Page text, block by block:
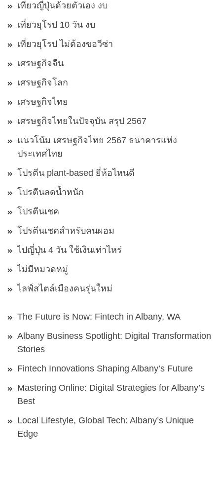
เที่ยวญี่ปุ่นด้วยตัวเอง งบ
เที่ยวยุโรป 10 วัน งบ
เที่ยวยุโรป ไม่ต้องขอวีซ่า
เศรษฐกิจจีน
เศรษฐกิจโลก
เศรษฐกิจไทย
เศรษฐกิจไทยในปัจจุบัน สรุป 2567
แนวโน้ม เศรษฐกิจไทย 2567 ธนาคารแห่ง
ประเทศไทย
โปรตีน plant-based ยี่ห้อไหนดี
โปรตีนลดน้ำหนัก
โปรตีนเชค
โปรตีนเชคสำหรับคนผอม
ไปญี่ปุ่น 4 วัน ใช้เงินเท่าไหร่
ไม่มีหมวดหมู่
ไลฟ์สไตล์เมืองคนรุ่นใหม่
The Future is Now: Fintech in Albany, WA
Albany Business Spotlight: Digital Transformation
Stories
Fintech Innovations Shaping Albany’s Future
Mastering Online: Digital Strategies for Albany’s
Best
Local Lifestyle, Global Tech: Albany’s Unique
Edge